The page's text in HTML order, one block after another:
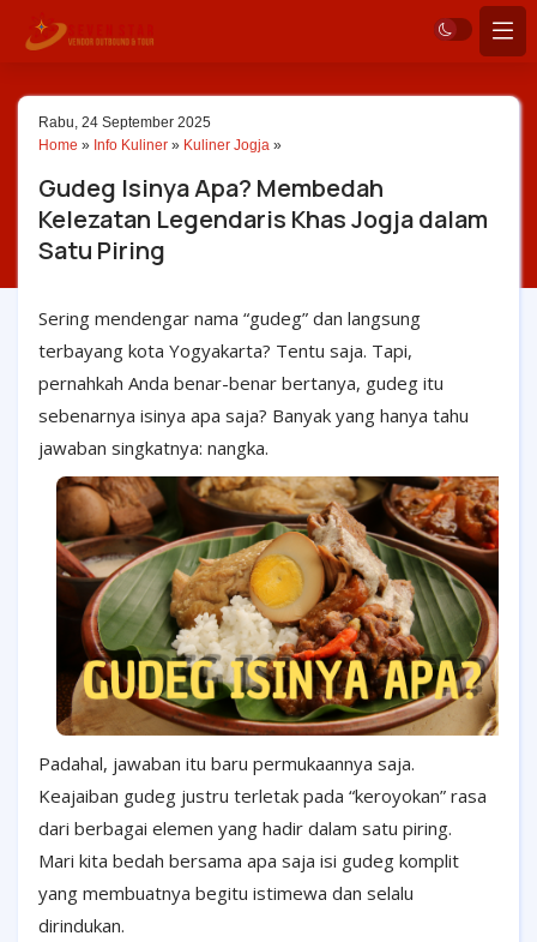
Rabu, 24 September 2025
Home » Info Kuliner » Kuliner Jogja »
Gudeg Isinya Apa? Membedah
Kelezatan Legendaris Khas Jogja dalam
Satu Piring
Sering mendengar nama “gudeg” dan langsung
terbayang kota Yogyakarta? Tentu saja. Tapi,
pernahkah Anda benar-benar bertanya, gudeg itu
sebenarnya isinya apa saja? Banyak yang hanya tahu
jawaban singkatnya: nangka.
Padahal, jawaban itu baru permukaannya saja.
Keajaiban gudeg justru terletak pada “keroyokan” rasa
dari berbagai elemen yang hadir dalam satu piring.
Mari kita bedah bersama apa saja isi gudeg komplit
yang membuatnya begitu istimewa dan selalu
dirindukan.